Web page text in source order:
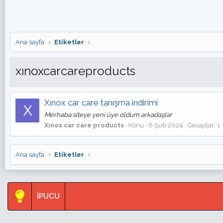
Ana sayfa Etiketler
xınoxcarcareproducts
X Xınox car care tanışma indirimi
Merhaba siteye yeni üye oldum arkadaşlar
Xınox car care products
Konu 6 Şub 2024 Cevaplar: 1
Ana sayfa Etiketler
İPUCU